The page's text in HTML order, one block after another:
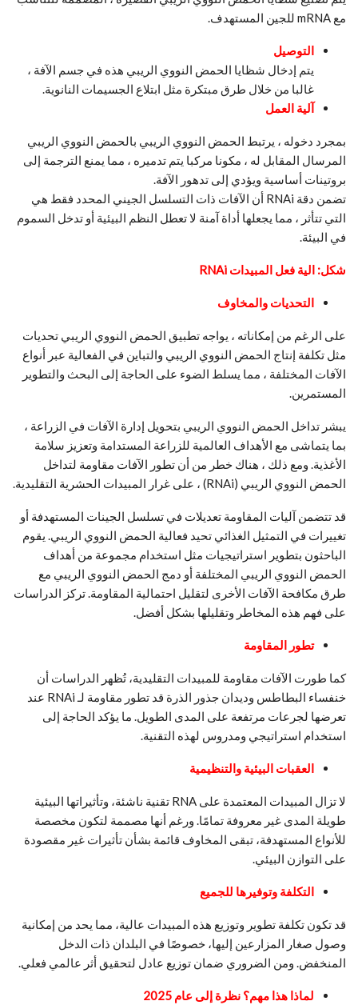
مع mRNA للجين المستهدف.
التوصيل
يتم إدخال شظايا الحمض النووي الريبي هذه في جسم الآفة ،
غالبا من خلال طرق مبتكرة مثل ابتلاع الجسيمات النانوية.
آلية العمل
بمجرد دخوله ، يرتبط الحمض النووي الريبي بالحمض النووي الريبي
المرسال المقابل له ، مكونا مركبا يتم تدميره ، مما يمنع الترجمة إلى
بروتينات أساسية ويؤدي إلى تدهور الآفة.
تضمن دقة RNAi أن الآفات ذات التسلسل الجيني المحدد فقط هي
التي تتأثر ، مما يجعلها أداة آمنة لا تعطل النظم البيئية أو تدخل السموم
في البيئة.
شكل: الية فعل المبيدات RNAi
التحديات والمخاوف
على الرغم من إمكاناته ، يواجه تطبيق الحمض النووي الريبي تحديات
مثل تكلفة إنتاج الحمض النووي الريبي والتباين في الفعالية عبر أنواع
الآفات المختلفة ، مما يسلط الضوء على الحاجة إلى البحث والتطوير
المستمرين.
يبشر تداخل الحمض النووي الريبي بتحويل إدارة الآفات في الزراعة ،
بما يتماشى مع الأهداف العالمية للزراعة المستدامة وتعزيز سلامة
الأغذية. ومع ذلك ، هناك خطر من أن تطور الآفات مقاومة لتداخل
الحمض النووي الريبي (RNAi) ، على غرار المبيدات الحشرية التقليدية.
قد تتضمن آليات المقاومة تعديلات في تسلسل الجينات المستهدفة أو
تغييرات في التمثيل الغذائي تحيد فعالية الحمض النووي الريبي. يقوم
الباحثون بتطوير استراتيجيات مثل استخدام مجموعة من أهداف
الحمض النووي الريبي المختلفة أو دمج الحمض النووي الريبي مع
طرق مكافحة الآفات الأخرى لتقليل احتمالية المقاومة. تركز الدراسات
على فهم هذه المخاطر وتقليلها بشكل أفضل.
تطور المقاومة
كما طورت الآفات مقاومة للمبيدات التقليدية، تُظهر الدراسات أن
خنفساء البطاطس وديدان جذور الذرة قد تطور مقاومة لـ RNAi عند
تعرضها لجرعات مرتفعة على المدى الطويل. ما يؤكد الحاجة إلى
استخدام استراتيجي ومدروس لهذه التقنية.
العقبات البيئية والتنظيمية
لا تزال المبيدات المعتمدة على RNA تقنية ناشئة، وتأثيراتها البيئية
طويلة المدى غير معروفة تمامًا. ورغم أنها مصممة لتكون مخصصة
للأنواع المستهدفة، تبقى المخاوف قائمة بشأن تأثيرات غير مقصودة
على التوازن البيئي.
التكلفة وتوفيرها للجميع
قد تكون تكلفة تطوير وتوزيع هذه المبيدات عالية، مما يحد من إمكانية
وصول صغار المزارعين إليها، خصوصًا في البلدان ذات الدخل
المنخفض. ومن الضروري ضمان توزيع عادل لتحقيق أثر عالمي فعلي.
لماذا هذا مهم؟ نظرة إلى عام 2025